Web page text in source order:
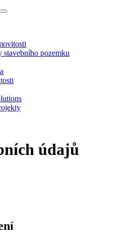
stavebního pozemku
údajů